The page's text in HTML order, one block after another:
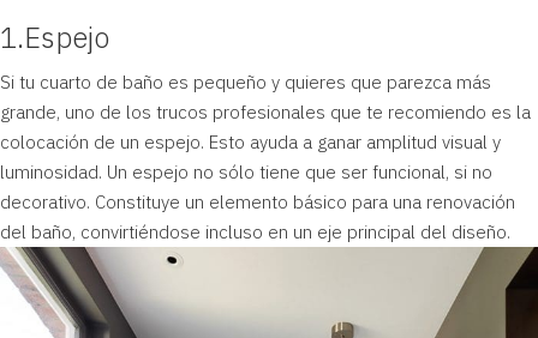
1.Espejo
Si tu cuarto de baño es pequeño y quieres que parezca más
grande, uno de los trucos profesionales que te recomiendo es la
colocación de un espejo. Esto ayuda a ganar amplitud visual y
luminosidad. Un espejo no sólo tiene que ser funcional, si no
decorativo. Constituye un elemento básico para una renovación
del baño, convirtiéndose incluso en un eje principal del diseño.